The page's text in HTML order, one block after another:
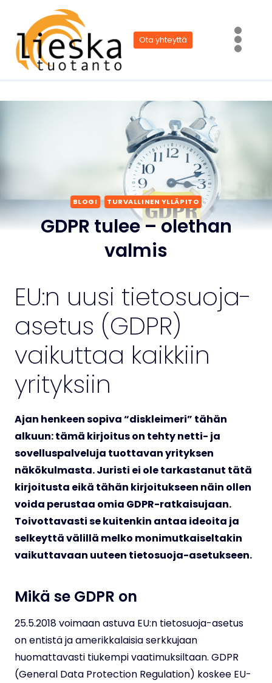
sisältöön
Ota yhteyttä
BLOGI TURVALLINEN YLLÄPITO
GDPR tulee – olethan
valmis
EU:n uusi tietosuoja-
asetus (GDPR)
vaikuttaa kaikkiin
yrityksiin
Ajan henkeen sopiva “diskleimeri” tähän
alkuun: tämä kirjoitus on tehty netti- ja
sovelluspalveluja tuottavan yrityksen
näkökulmasta. Juristi ei ole tarkastanut tätä
kirjoitusta eikä tähän kirjoitukseen näin ollen
voida perustaa omia GDPR-ratkaisujaan.
Toivottavasti se kuitenkin antaa ideoita ja
selkeyttä välillä melko monimutkaiseltakin
vaikuttavaan uuteen tietosuoja-asetukseen.
Mikä se GDPR on
25.5.2018 voimaan astuva EU:n tietosuoja-asetus
on entistä ja amerikkalaisia serkkujaan
huomattavasti tiukempi vaatimuksiltaan. GDPR
(General Data Protection Regulation) koskee EU-